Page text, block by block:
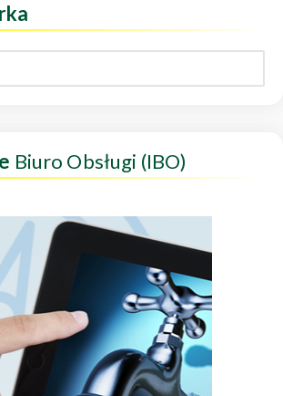
Biuro Obsługi (IBO)